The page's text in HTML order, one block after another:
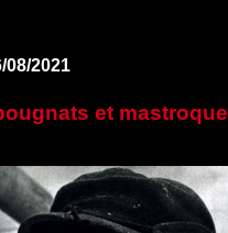
08/2021
et